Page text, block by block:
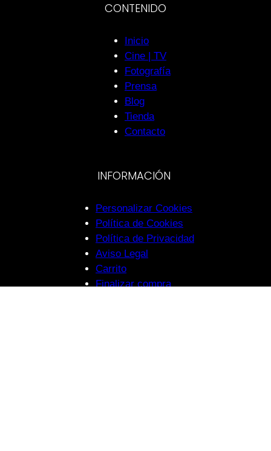
CONTENIDO
Inicio
Cine | TV
Fotografía
Prensa
Blog
Tienda
Contacto
INFORMACIÓN
Personalizar Cookies
Política de Cookies
Política de Privacidad
Aviso Legal
Carrito
Finalizar compra